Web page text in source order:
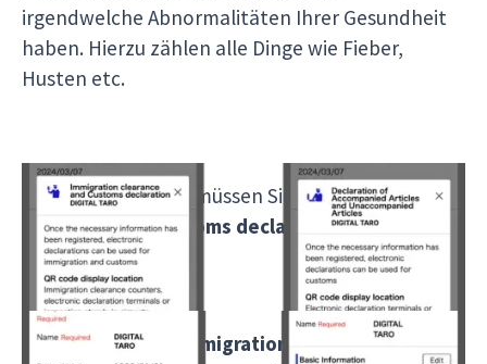
irgendwelche Abnormalitäten Ihrer Gesundheit
haben. Hierzu zählen alle Dinge wie Fieber,
Husten etc.
Kurz vor dem Ende müssen Sie denImmigration
clearance and customs declarationzustimmen.
Nachdem Sie der
Immigration clearance and